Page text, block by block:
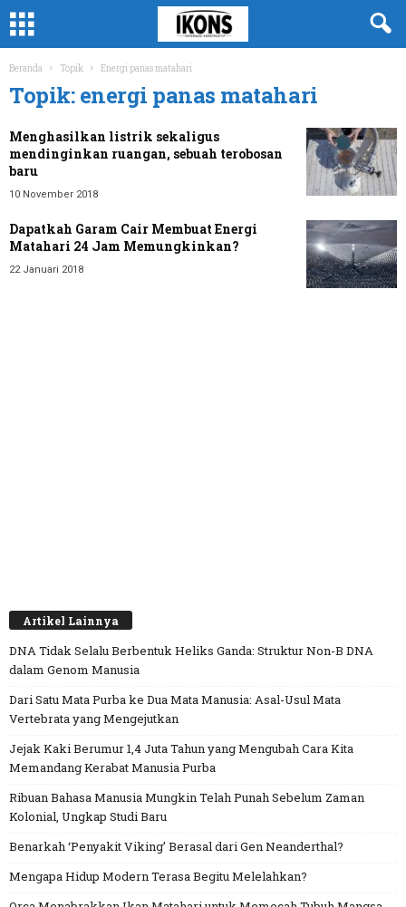
Beranda Topik Energi panas matahari
Topik: energi panas matahari
Menghasilkan listrik sekaligus
mendinginkan ruangan, sebuah terobosan
baru
10 November 2018
Dapatkah Garam Cair Membuat Energi
Matahari 24 Jam Memungkinkan?
22 Januari 2018
Artikel Lainnya
DNA Tidak Selalu Berbentuk Heliks Ganda: Struktur Non-B DNA
dalam Genom Manusia
Dari Satu Mata Purba ke Dua Mata Manusia: Asal-Usul Mata
Vertebrata yang Mengejutkan
Jejak Kaki Berumur 1,4 Juta Tahun yang Mengubah Cara Kita
Memandang Kerabat Manusia Purba
Ribuan Bahasa Manusia Mungkin Telah Punah Sebelum Zaman
Kolonial, Ungkap Studi Baru
Benarkah ‘Penyakit Viking’ Berasal dari Gen Neanderthal?
Mengapa Hidup Modern Terasa Begitu Melelahkan?